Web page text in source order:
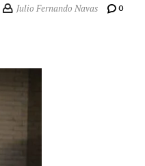
Julio Fernando Navas 0